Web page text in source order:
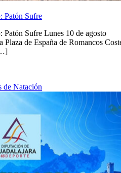
Patón Sufre
Patón Sufre Lunes 10 de agosto
Plaza de España de Romancos
Natación